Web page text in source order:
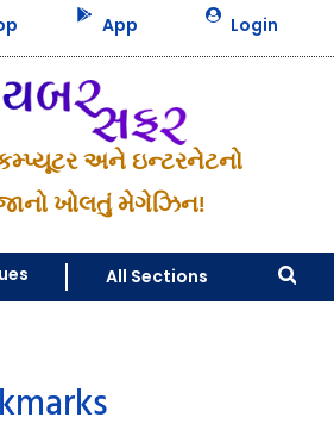
 App  Login
કમ્પ્યૂટર અને ઇન્ટરનેટનો
ખોલતું મેગેઝિન!
All Sections 